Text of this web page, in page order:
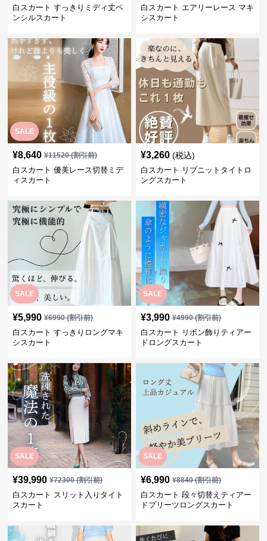
白スカート すっきりミディ丈ペ
ンシルスカート
白スカート エアリーレース マキ
シスカート
SALE
¥8,640 ¥11520(割引前)
白スカート 優美レース切替ミデ
ィスカート
¥3,260 (税込)
白スカート リブニットタイトロ
ングスカート
SALE
¥5,990 ¥6990(割引前)
白スカート すっきりロングマキ
シスカート
SALE
¥3,990 ¥4990(割引前)
白スカート リボン飾りティアー
ドロングスカート
SALE
¥39,990 ¥72300(割引前)
白スカート スリット入りタイト
スカート
SALE
¥6,990 ¥8840(割引前)
白スカート 段々切替えティアー
ドプリーツロングスカート